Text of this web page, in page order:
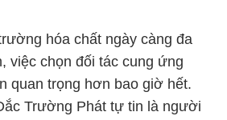
hóa chất ngày càng đa
việc chọn đối tác cung ứng
quan trọng hơn bao giờ hết.
Trường Phát tự tin là người